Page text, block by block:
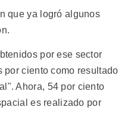
que ya logró algunos
por ese sector
por ciento como resultado
Ahora, 54 por ciento
es realizado por